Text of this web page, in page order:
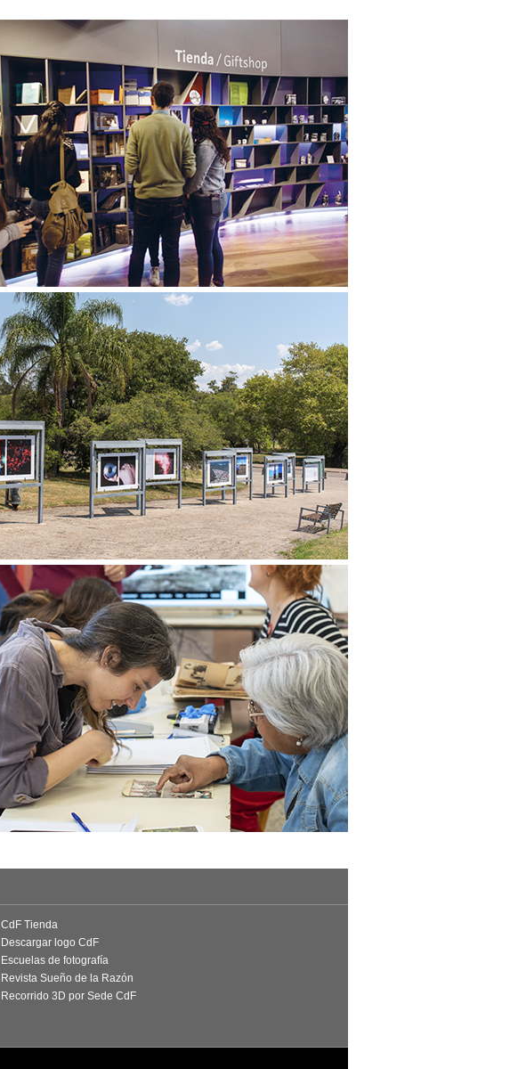
CdF Tienda
Descargar logo CdF
Escuelas de fotografía
Revista Sueño de la Razón
Recorrido 3D por Sede CdF